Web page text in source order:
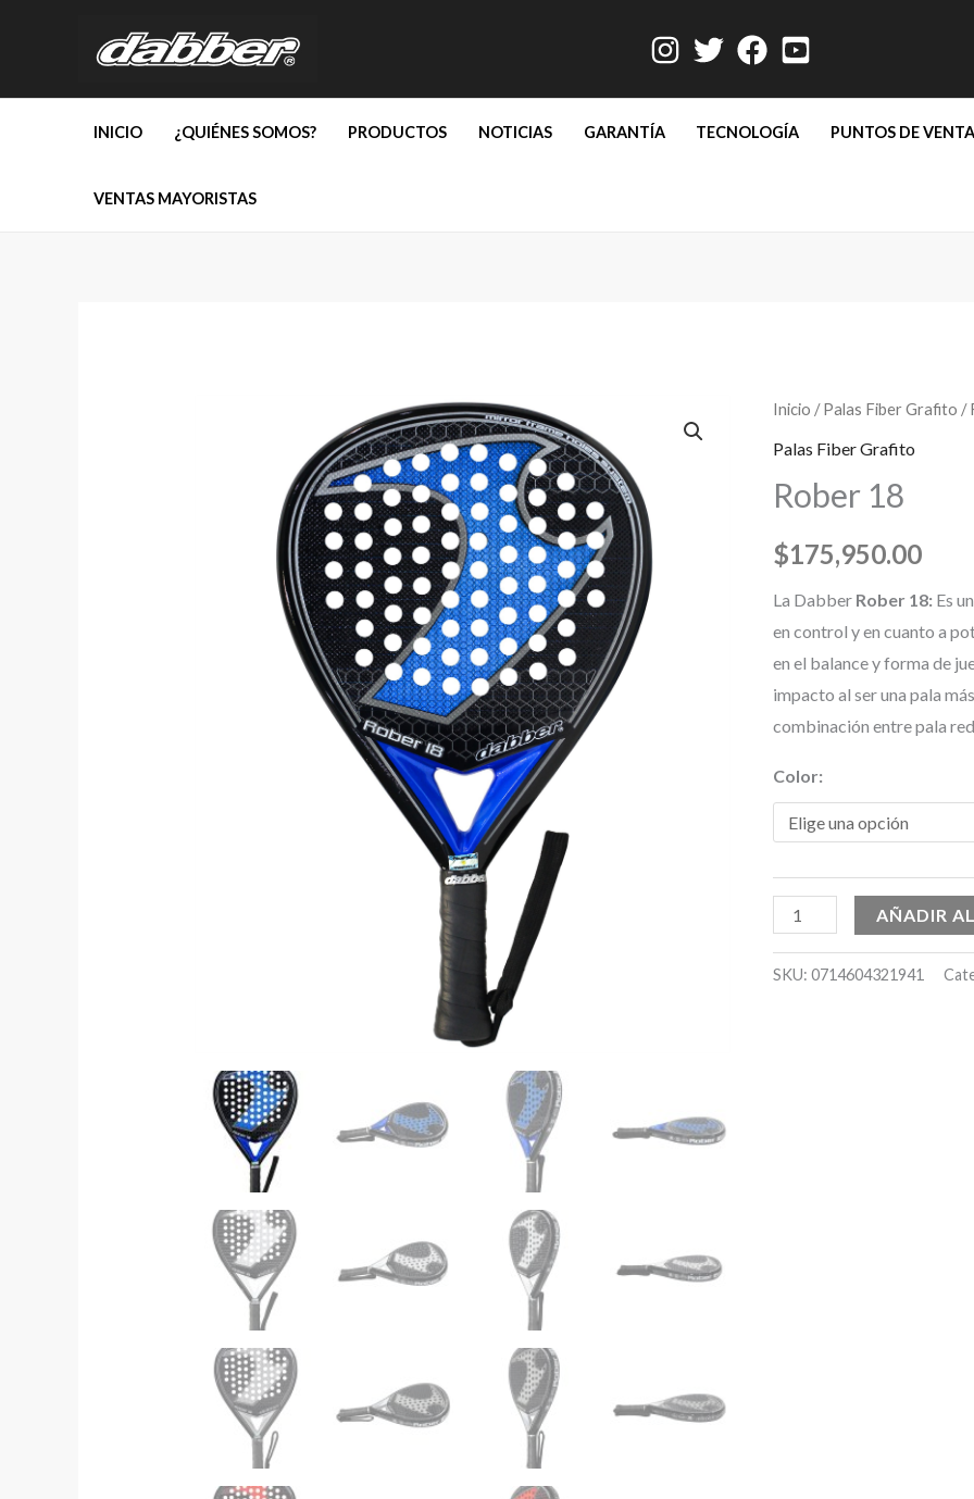
INICIO ¿QUIÉNES SOMOS? PRODUCTOS NOTICIAS GARANTÍA TECNOLOGÍA PUNTOS DE VENTA
VENTAS MAYORISTAS
Inicio /Palas Fiber Grafito /
Palas Fiber Grafito
Rober 18
$175,950.00
La Dabber Rober 18: Es
en control y en cuanto a
en el balance y forma de
impacto al ser una pala
combinación entre pala
Color:
Rober
18
AÑADIR
SKU:0714604321941